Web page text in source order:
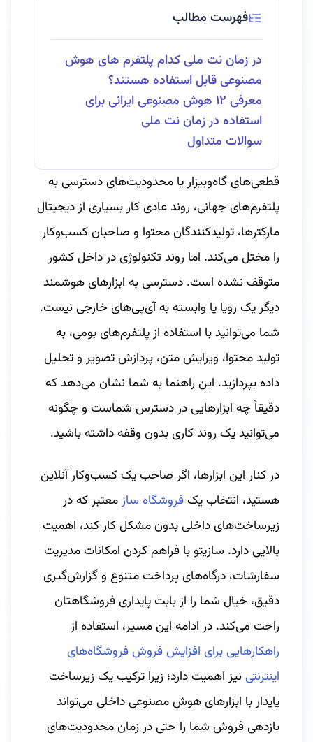
فهرست مطالب
در زمان نت ملی کدام پلتفرم های هوش
مصنوعی قابل استفاده هستند؟
معرفی ۱۲ هوش مصنوعی ایرانی برای
استفاده در زمان نت ملی
سوالات متداول
قطعی‌های گاه‌وبیزار یا محدودیت‌های دسترسی به
پلتفرم‌های جهانی، روند عادی کار بسیاری از دیجیتال
مارکترها، تولیدکنندگان محتوا و صاحبان کسب‌وکار
را مختل می‌کند. اما روند تکنولوژی در داخل کشور
متوقف نشده است. دسترسی به ابزارهای هوشمند
دیگر یک رویا یا وابسته به آی‌پی‌های خارجی نیست.
شما می‌توانید با استفاده از پلتفرم‌های بومی، به
تولید محتوا، ویرایش متن، پردازش تصویر و تحلیل
داده بپردازید. این راهنما به شما نشان می‌دهد که
دقیقاً چه ابزارهایی در دسترس شماست و چگونه
می‌توانید یک روند کاری بدون وقفه داشته باشید.
در کنار این ابزارها، اگر صاحب یک کسب‌وکار آنلاین
هستید، انتخاب یکفروشگاه ‌ساز معتبر که در
زیرساخت‌های داخلی بدون مشکل کار کند، اهمیت
بالایی دارد. سازیتو با فراهم کردن امکانات مدیریت
سفارشات، درگاه‌های پرداخت متنوع و گزارش‌گیری
دقیق، خیال شما را از بابت پایداری فروشگاهتان
راحت می‌کند. در ادامه این مسیر، استفاده از
راهکارهایی برای افزایش فروش فروشگاه‌های
اینترنتینیز اهمیت دارد؛ زیرا ترکیب یک زیرساخت
پایدار با ابزارهای هوش مصنوعی داخلی می‌تواند
بازدهی فروش شما را حتی در زمان محدودیت‌های